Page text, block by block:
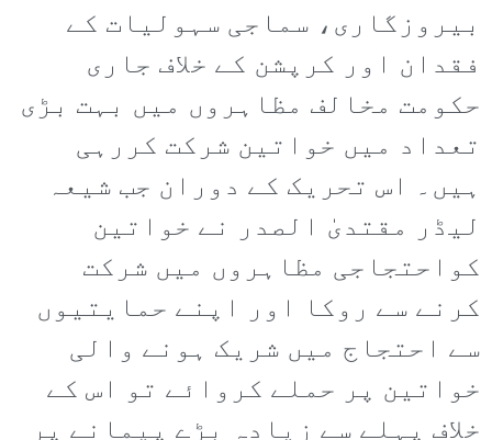
بیروزگاری، سماجی سہولیات کے
فقدان اور کرپشن کے خلاف جاری
حکومت مخالف مظاہروں میں بہت بڑی
تعداد میں خواتین شرکت کررہی
ہیں۔ اس تحریک کے دوران جب شیعہ
لیڈر مقتدیٰ الصدر نے خواتین
کواحتجاجی مظاہروں میں شرکت
کرنے سے روکا اور اپنے حمایتیوں
سے احتجاج میں شریک ہونے والی
خواتین پر حملے کروائے تو اس کے